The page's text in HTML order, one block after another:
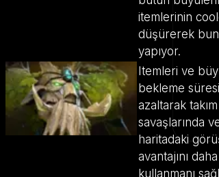
itemlerinin
düşürerek
yapıyor.
Itemleri ve
bekleme
azaltarak takım
savaşlarında
haritadaki
avantajını daha
kullanmanı